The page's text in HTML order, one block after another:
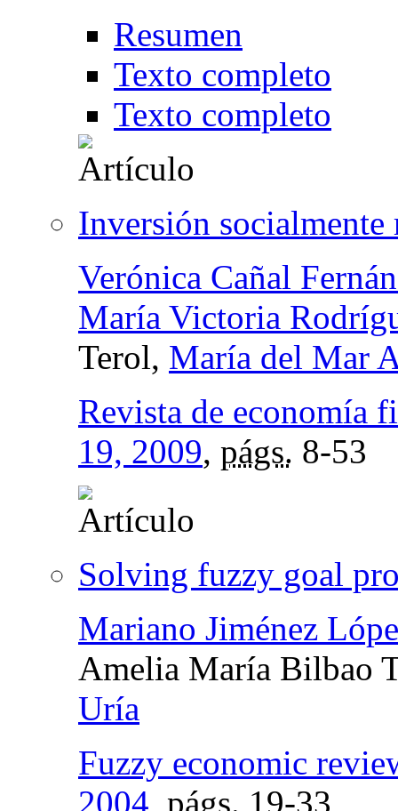
Resumen
Texto completo
Texto completo
Inversión socialmente
Verónica Cañal
María Victoria
Terol, María del Mar
Revista de economía
19, 2009, págs. 8-53
Solving fuzzy goal
Mariano Jiménez
Amelia María Bilbao
Uría
Fuzzy economic
2004, págs. 19-33